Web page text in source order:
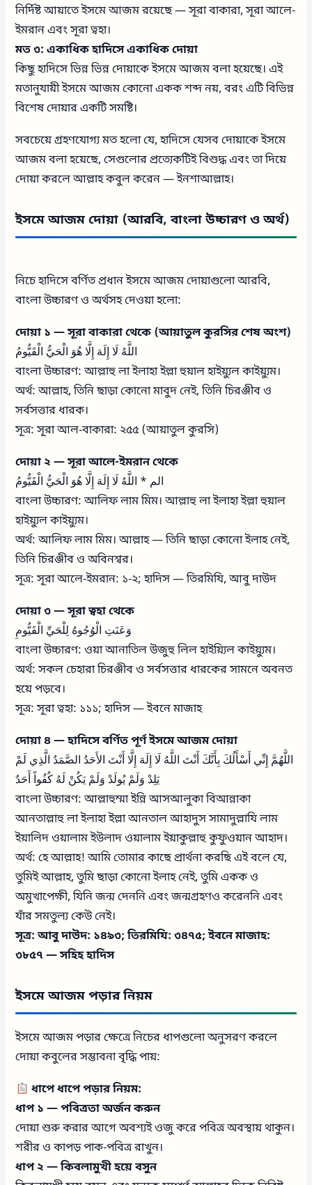
নির্দিষ্ট আয়াতে ইসমে আজম রয়েছে — সূরা বাকারা, সূরা আলে-
ইমরান এবং সূরা ত্বহা।
মত ৩: একাধিক হাদিসে একাধিক দোয়া
কিছু হাদিসে ভিন্ন ভিন্ন দোয়াকে ইসমে আজম বলা হয়েছে। এই
মতানুযায়ী ইসমে আজম কোনো একক শব্দ নয়, বরং এটি বিভিন্ন
বিশেষ দোয়ার একটি সমষ্টি।
সবচেয়ে গ্রহণযোগ্য মত হলো যে, হাদিসে যেসব দোয়াকে ইসমে
আজম বলা হয়েছে, সেগুলোর প্রত্যেকটিই বিশুদ্ধ এবং তা দিয়ে
দোয়া করলে আল্লাহ কবুল করেন — ইনশাআল্লাহ।
ইসমে আজম দোয়া (আরবি, বাংলা উচ্চারণ ও অর্থ)
নিচে হাদিসে বর্ণিত প্রধান ইসমে আজম দোয়াগুলো আরবি,
বাংলা উচ্চারণ ও অর্থসহ দেওয়া হলো:
দোয়া ১ — সূরা বাকারা থেকে (আয়াতুল কুরসির শেষ অংশ)
اللَّهُ لَا إِلَهَ إِلَّا هُوَ الْحَيُّ الْقَيُّومُ
বাংলা উচ্চারণ: আল্লাহু লা ইলাহা ইল্লা হুয়াল হাইয়্যুল কাইয়্যুম।
অর্থ: আল্লাহ, তিনি ছাড়া কোনো মাবুদ নেই, তিনি চিরঞ্জীব ও
সর্বসত্তার ধারক।
সূত্র: সূরা আল-বাকারা: ২৫৫ (আয়াতুল কুরসি)
দোয়া ২ — সূরা আলে-ইমরান থেকে
الم * اللَّهُ لَا إِلَهَ إِلَّا هُوَ الْحَيُّ الْقَيُّومُ
বাংলা উচ্চারণ: আলিফ লাম মিম। আল্লাহু লা ইলাহা ইল্লা হুয়াল
হাইয়্যুল কাইয়্যুম।
অর্থ: আলিফ লাম মিম। আল্লাহ — তিনি ছাড়া কোনো ইলাহ নেই,
তিনি চিরঞ্জীব ও অবিনশ্বর।
সূত্র: সূরা আলে-ইমরান: ১-২; হাদিস — তিরমিযি, আবু দাউদ
দোয়া ৩ — সূরা ত্বহা থেকে
وَعَنَتِ الْوُجُوهُ لِلْحَيِّ الْقَيُّومِ
বাংলা উচ্চারণ: ওয়া আনাতিল উজুহু লিল হাইয়্যিল কাইয়্যুম।
অর্থ: সকল চেহারা চিরঞ্জীব ও সর্বসত্তার ধারকের সামনে অবনত
হয়ে পড়বে।
সূত্র: সূরা ত্বহা: ১১১; হাদিস — ইবনে মাজাহ
দোয়া ৪ — হাদিসে বর্ণিত পূর্ণ ইসমে আজম দোয়া
اللَّهُمَّ إِنِّي أَسْأَلُكَ بِأَنَّكَ أَنْتَ اللَّهُ لَا إِلَهَ إِلَّا أَنْتَ الأَحَدُ الصَّمَدُ الَّذِي لَمْ
يَلِدْ وَلَمْ يُولَدْ وَلَمْ يَكُنْ لَهُ كُفُواً أَحَدٌ
বাংলা উচ্চারণ: আল্লাহুম্মা ইন্নি আসআলুকা বিআন্নাকা
আনতাল্লাহু লা ইলাহা ইল্লা আনতাল আহাদুস সামাদুল্লাযি লাম
ইয়ালিদ ওয়ালাম ইউলাদ ওয়ালাম ইয়াকুল্লাহু কুফুওয়ান আহাদ।
অর্থ: হে আল্লাহ! আমি তোমার কাছে প্রার্থনা করছি এই বলে যে,
তুমিই আল্লাহ, তুমি ছাড়া কোনো ইলাহ নেই, তুমি একক ও
অমুখাপেক্ষী, যিনি জন্ম দেননি এবং জন্মগ্রহণও করেননি এবং
যাঁর সমতুল্য কেউ নেই।
সূত্র: আবু দাউদ: ১৪৯৩; তিরমিযি: ৩৪৭৫; ইবনে মাজাহ:
৩৮৫৭ — সহিহ হাদিস
ইসমে আজম পড়ার নিয়ম
ইসমে আজম পড়ার ক্ষেত্রে নিচের ধাপগুলো অনুসরণ করলে
দোয়া কবুলের সম্ভাবনা বৃদ্ধি পায়:
ধাপে ধাপে পড়ার নিয়ম:
ধাপ ১ — পবিত্রতা অর্জন করুন
দোয়া শুরু করার আগে অবশ্যই ওজু করে পবিত্র অবস্থায় থাকুন।
শরীর ও কাপড় পাক-পবিত্র রাখুন।
ধাপ ২ — কিবলামুখী হয়ে বসুন